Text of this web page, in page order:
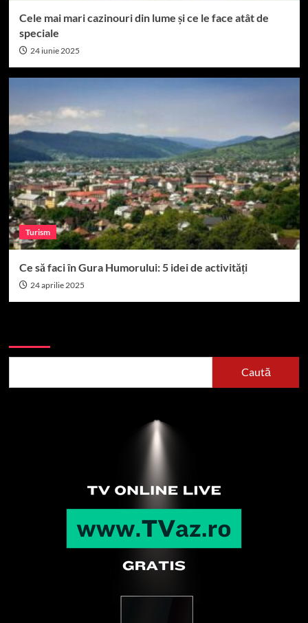
Cele mai mari cazinouri din lume și ce le face atât de
speciale
24 iunie 2025
Turism
Ce să faci în Gura Humorului: 5 idei de activități
24 aprilie 2025
Caută